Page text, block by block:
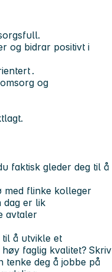
og bidrar positivt i
.
og
faktisk gleder deg til å
med flinke kolleger
dag er lik
avtaler
å utvikle et
faglig kvalitet? Skriv
tenke deg å jobbe på